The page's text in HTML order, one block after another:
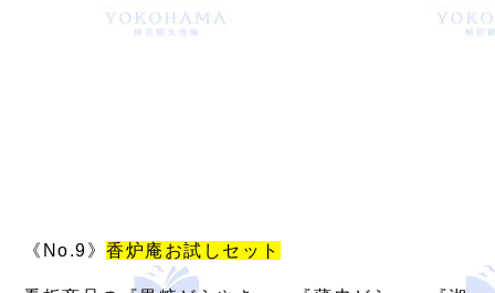
《No.9》香炉庵お試しセット